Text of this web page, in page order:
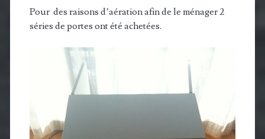
Pour des raisons d’aération afin de le ménager 2
séries de portes ont été achetées.